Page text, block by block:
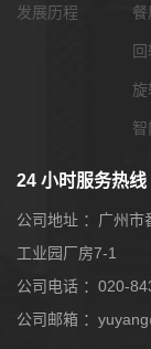
发展历程
24 小时服务热线
公司地址 ：广州市
工业园厂房7-1
公司电话 ：020-
公司邮箱 ：